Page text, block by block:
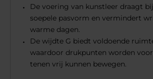
De voering van kunstleer draagt
soepele pasvorm en vermindert
warme dagen.
De wijdte G biedt voldoende
waardoor drukpunten worden
tenen vrij kunnen bewegen.